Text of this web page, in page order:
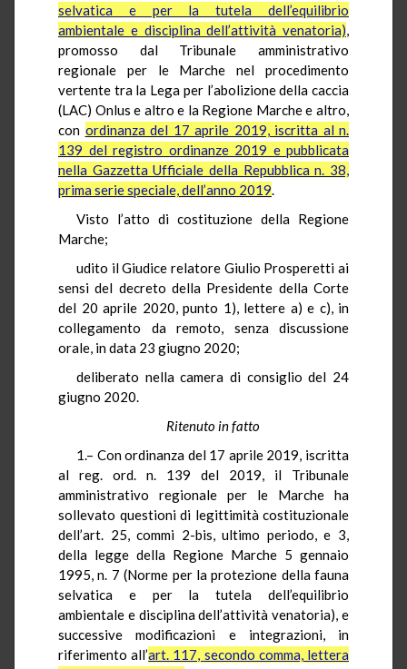
selvatica e per la tutela dell’equilibrio
ambientale e disciplina dell’attività venatoria),
promosso dal Tribunale amministrativo
regionale per le Marche nel procedimento
vertente tra la Lega per l’abolizione della caccia
(LAC) Onlus e altro e la Regione Marche e altro,
con ordinanza del 17 aprile 2019, iscritta al n.
139 del registro ordinanze 2019 e pubblicata
nella Gazzetta Ufficiale della Repubblica n. 38,
prima serie speciale, dell’anno 2019.
Visto l’atto di costituzione della Regione
Marche;
udito il Giudice relatore Giulio Prosperetti ai
sensi del decreto della Presidente della Corte
del 20 aprile 2020, punto 1), lettere a) e c), in
collegamento da remoto, senza discussione
orale, in data 23 giugno 2020;
deliberato nella camera di consiglio del 24
giugno 2020.
Ritenuto in fatto
1.– Con ordinanza del 17 aprile 2019, iscritta
al reg. ord. n. 139 del 2019, il Tribunale
amministrativo regionale per le Marche ha
sollevato questioni di legittimità costituzionale
dell’art. 25, commi 2-bis, ultimo periodo, e 3,
della legge della Regione Marche 5 gennaio
1995, n. 7 (Norme per la protezione della fauna
selvatica e per la tutela dell’equilibrio
ambientale e disciplina dell’attività venatoria), e
successive modificazioni e integrazioni, in
riferimento all’art. 117, secondo comma, lettera